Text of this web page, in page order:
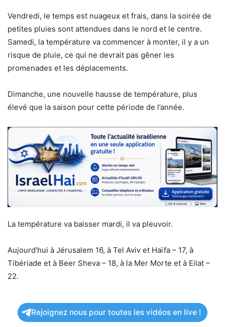
Vendredi, le temps est nuageux et frais, dans la soirée de
petites pluies sont attendues dans le nord et le centre.
Samedi, la température va commencer à monter, il y a un
risque de pluie, ce qui ne devrait pas gêner les
promenades et les déplacements.
Dimanche, une nouvelle hausse de température, plus
élevé que la saison pour cette période de l’année.
La température va baisser mardi, il va pleuvoir.
Aujourd’hui à Jérusalem 16, à Tel Aviv et Haïfa – 17, à
Tibériade et à Beer Sheva – 18, à la Mer Morte et à Eilat –
22.
Rejoignez nous pour toutes les vidéos en live !